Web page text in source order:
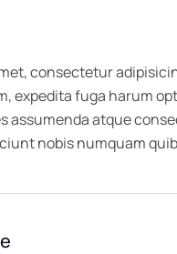
consectetur
expedita fuga harum
assumenda atque
nobis numquam